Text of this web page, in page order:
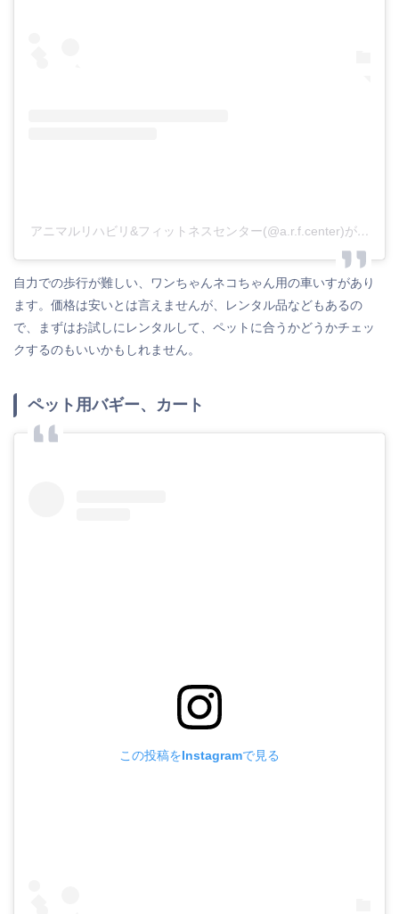
アニマルリハビリ&フィットネスセンター(@a.r.f.center)がシェアした投稿
自力での歩行が難しい、ワンちゃんネコちゃん用の車いすがあり
ます。価格は安いとは言えませんが、レンタル品などもあるの
で、まずはお試しにレンタルして、ペットに合うかどうかチェッ
クするのもいいかもしれません。
ペット用バギー、カート
この投稿をInstagramで見る